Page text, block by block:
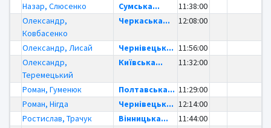
Назар, Слюсенко
Сумська...
11:38:00
Олександр,
Ковбасенко
Черкаська... 12:08:00
Олександр, Лисай Чернівецьк... 11:56:00
Олександр,
Теремецький
Київська... 11:32:00
Роман, Гуменюк Полтавська... 11:29:00
Роман, Нігда
Чернівецьк... 12:14:00
Ростислав, Трачук
Вінницька...
11:44:00